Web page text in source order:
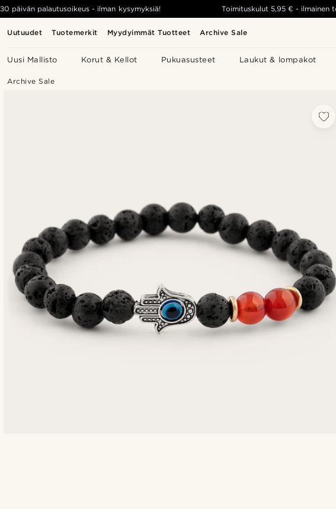
Uutuudet Tuotemerkit Myydyimmät Tuotteet Archive Sale
Uusi Mallisto Korut & Kellot Pukuasusteet Laukut & lompakot
30 päivän palautusoikeus - ilman kysymyksiä! Toimituskulut 5,95 € - ilmainen
Archive Sale